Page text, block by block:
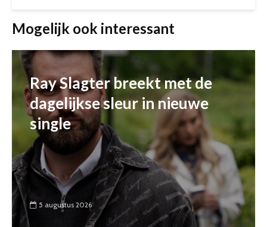
Mogelijk ook interessant
Ray Slagter breekt met de
dagelijkse sleur in nieuwe
single
5 augustus 2026